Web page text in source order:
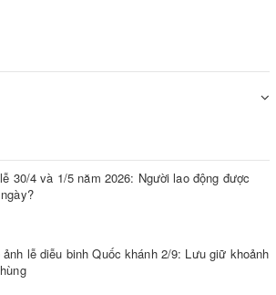
30/4 và 1/5 năm 2026: Người lao động được
ảnh lễ diễu binh Quốc khánh 2/9: Lưu giữ khoảnh